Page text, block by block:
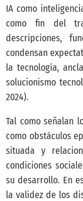
IA como
como fin del
descripciones,
condensan
la tecnología,
solucionismo
2024).
Tal como señalan
como obstáculos
situada y
condiciones
su desarrollo. En
la validez de los